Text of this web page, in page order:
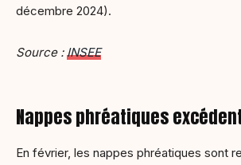
décembre 2024).
Source :INSEE
Nappes phréatiques
En février, les nappes phréatiques sont